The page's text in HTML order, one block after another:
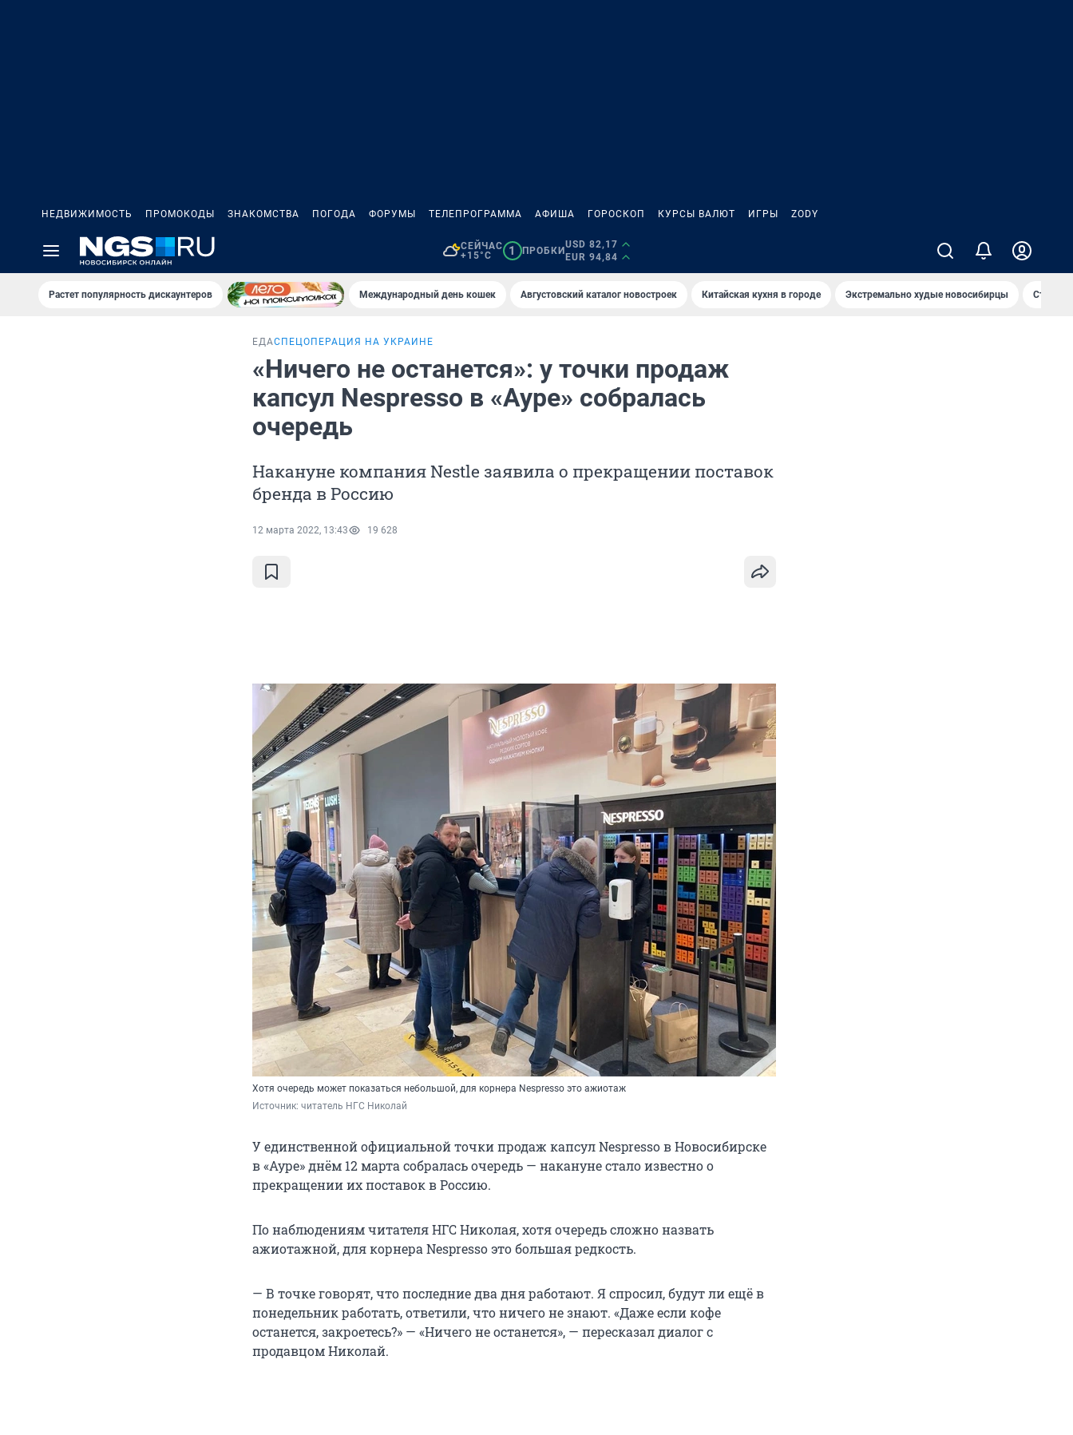
НЕДВИЖИМОСТЬ ПРОМОКОДЫ ЗНАКОМСТВА ПОГОДА ФОРУМЫ ТЕЛЕПРОГРАММА АФИША ГОРОСКОП КУРСЫ ВАЛЮТ ИГРЫ ZODY
СЕЙЧАС
+15°C
1 ПРОБКИ
USD 82,17
EUR 94,84
Растет популярность дискаунтеров Международный день кошек Августовский каталог новостроек Китайская кухня в городе Экстремально худые новосибирцы Старт
ЕДАСПЕЦОПЕРАЦИЯ НА УКРАИНЕ
«Ничего не останется»: у точки продаж
капсул Nespresso в «Ауре» собралась
очередь
Накануне компания Nestle заявила о прекращении поставок
бренда в Россию
12 марта 2022, 13:43 19 628
Хотя очередь может показаться небольшой, для корнера Nespresso это ажиотаж
Источник: читатель НГС Николай
У единственной официальной точки продаж капсул Nespresso в Новосибирске
в «Ауре» днём 12 марта собралась очередь — накануне стало известно о
прекращении их поставок в Россию.
По наблюдениям читателя НГС Николая, хотя очередь сложно назвать
ажиотажной, для корнера Nespresso это большая редкость.
— В точке говорят, что последние два дня работают. Я спросил, будут ли ещё в
понедельник работать, ответили, что ничего не знают. «Даже если кофе
останется, закроетесь?» — «Ничего не останется», — пересказал диалог с
продавцом Николай.